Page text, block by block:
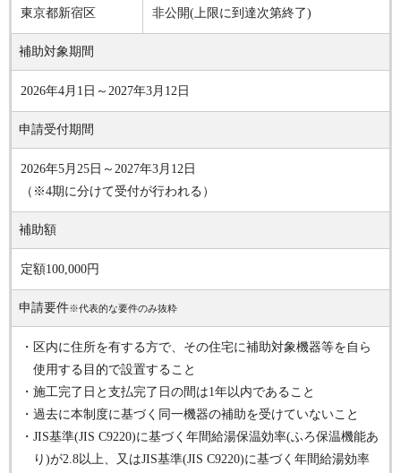
東京都新宿区 非公開(上限に到達次第終了)
補助対象期間
2026年4月1日～2027年3月12日
申請受付期間
2026年5月25日～2027年3月12日
（※4期に分けて受付が行われる）
補助額
定額100,000円
申請要件※代表的な要件のみ抜粋
・区内に住所を有する方で、その住宅に補助対象機器等を自ら
使用する目的で設置すること
・施工完了日と支払完了日の間は1年以内であること
・過去に本制度に基づく同一機器の補助を受けていないこと
・JIS基準(JIS C9220)に基づく年間給湯保温効率(ふろ保温機能あ
り)が2.8以上、又はJIS基準(JIS C9220)に基づく年間給湯効率